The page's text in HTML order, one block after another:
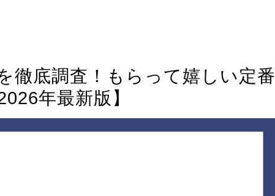
徹底調査！もらって嬉しい定番
年最新版】